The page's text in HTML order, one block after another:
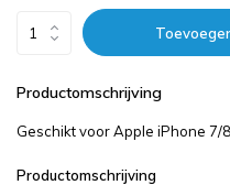
Productomschrijving
Geschikt voor Apple iPhone 7/
Productomschrijving